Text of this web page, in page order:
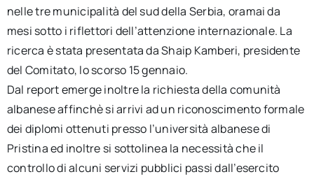
nelle tre municipalità del sud della Serbia, oramai da
mesi sotto i riflettori dell’attenzione internazionale. La
ricerca è stata presentata da Shaip Kamberi, presidente
del Comitato, lo scorso 15 gennaio.
Dal report emerge inoltre la richiesta della comunità
albanese affinchè si arrivi ad un riconoscimento formale
dei diplomi ottenuti presso l’università albanese di
Pristina ed inoltre si sottolinea la necessità che il
controllo di alcuni servizi pubblici passi dall’esercito